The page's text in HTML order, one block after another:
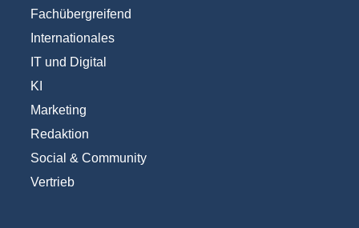
Fachübergreifend
Internationales
IT und Digital
KI
Marketing
Redaktion
Social & Community
Vertrieb